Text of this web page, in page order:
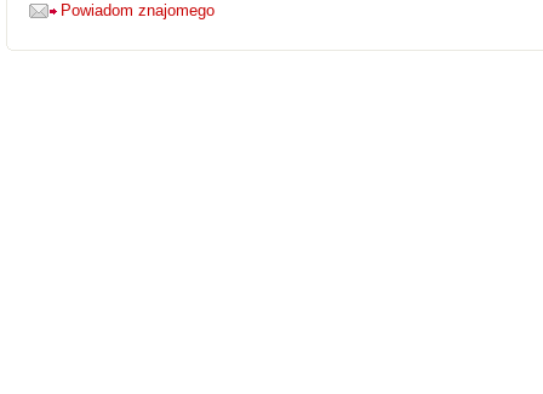
Powiadom znajomego